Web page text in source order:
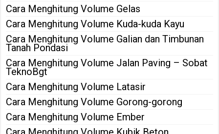
Cara Menghitung Volume Gelas
Cara Menghitung Volume Kuda-kuda Kayu
Cara Menghitung Volume Galian dan Timbunan
Tanah Pondasi
Cara Menghitung Volume Jalan Paving – Sobat
TeknoBgt
Cara Menghitung Volume Latasir
Cara Menghitung Volume Gorong-gorong
Cara Menghitung Volume Ember